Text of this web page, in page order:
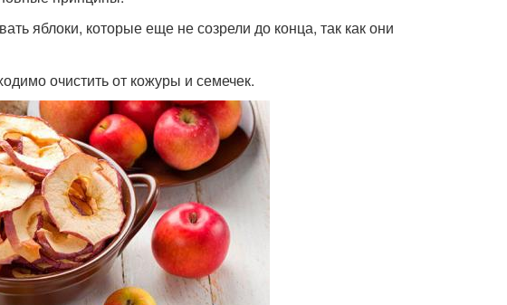
яблоки, которые еще не созрели до конца, так как они
очистить от кожуры и семечек.